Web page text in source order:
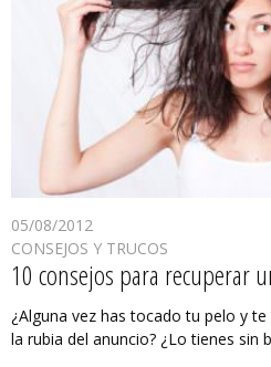
05/08/2012
CONSEJOS Y TRUCOS
10 consejos para recuperar
¿Alguna vez has tocado tu pelo y
la rubia del anuncio? ¿Lo tienes sin